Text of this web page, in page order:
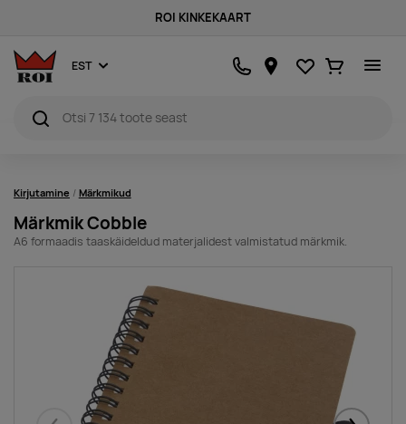
ROI KINKEKAART
EST Lemmikud
Ostukorv
Kirjutamine Märkmikud
Märkmik Cobble
A6 formaadis taaskäideldud materjalidest valmistatud märkmik.